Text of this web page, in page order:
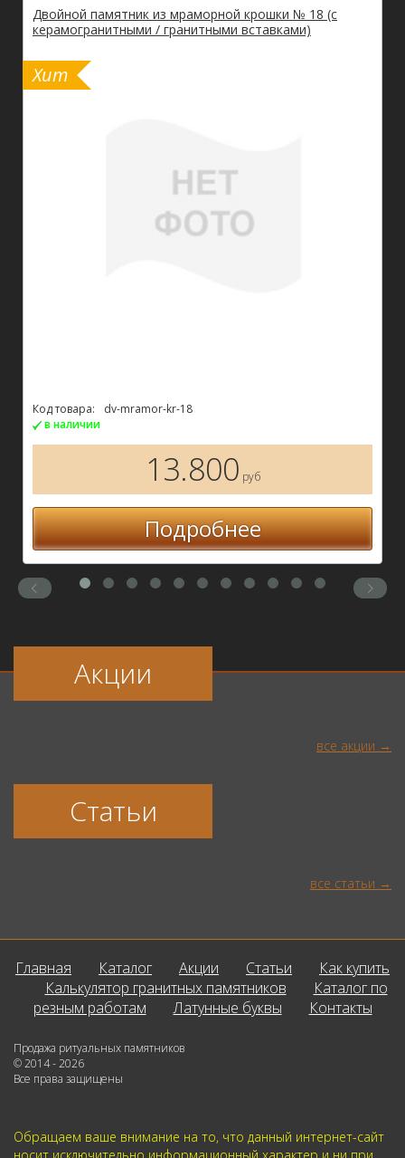
Двойной памятник из мраморной крошки № 18 (с
керамогранитными / гранитными вставками)
Хит
Код товара:
dv-mramor-kr-18
в наличии
13.800 руб
Подробнее
Акции
все акции
Статьи
все статьи
Главная Каталог Акции Статьи
Как купить
Калькулятор гранитных памятников
Каталог по
резным работам
Латунные буквы Контакты
Продажа ритуальных памятников
© 2014 - 2026
Все права защищены
Обращаем ваше внимание на то, что данный интернет-сайт